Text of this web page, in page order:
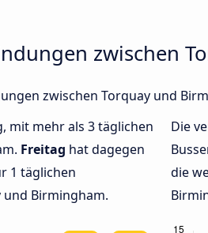
zwischen
zwischen Torquay und
mit mehr als 3 täglichen
Freitag hat dagegen
1 täglichen
und Birmingham.
Die
die